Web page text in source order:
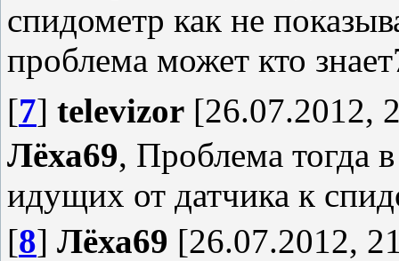
спидометр как не
проблема может кто
[7] televizor [26.07.2012,
Лёха69, Проблема тогда
идущих от датчика к
[8] Лёха69 [26.07.2012,